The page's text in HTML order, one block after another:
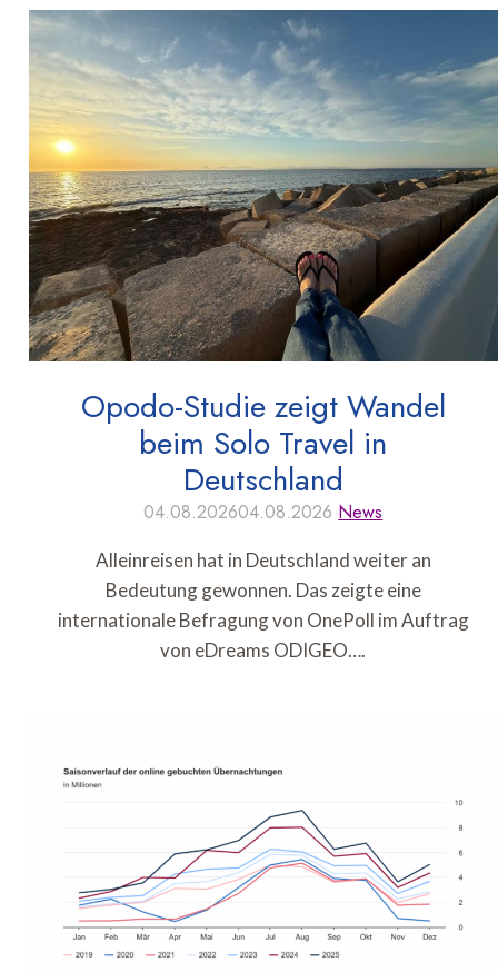
Opodo-Studie zeigt Wandel
beim Solo Travel in
Deutschland
04.08.202604.08.2026 News
Alleinreisen hat in Deutschland weiter an
Bedeutung gewonnen. Das zeigte eine
internationale Befragung von OnePoll im Auftrag
von eDreams ODIGEO….